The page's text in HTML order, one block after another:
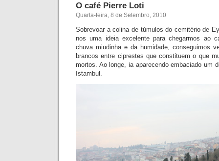
O café Pierre Loti
Quarta-feira, 8 de Setembro, 2010
Sobrevoar a colina de túmulos do cemitério de
nos uma ideia excelente para chegarmos ao
chuva miudinha e da humidade, conseguimos
brancos entre ciprestes que constituem o que
mortos. Ao longe, ia aparecendo embaciado um
Istambul.